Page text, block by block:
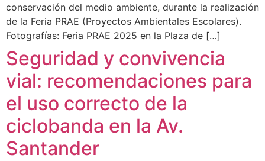
conservación del medio ambiente, durante la realización
de la Feria PRAE (Proyectos Ambientales Escolares).
Fotografías: Feria PRAE 2025 en la Plaza de […]
Seguridad y convivencia
vial: recomendaciones para
el uso correcto de la
ciclobanda en la Av.
Santander